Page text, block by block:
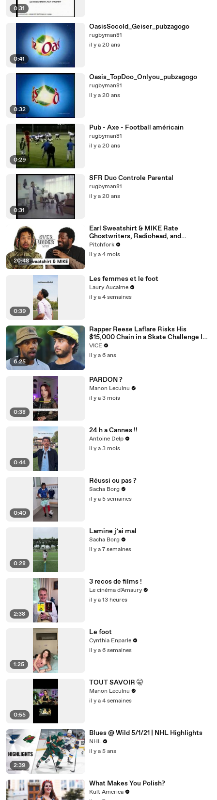
0:31
0:41
OasisSocold_Geiser_pubzagogo
rugbyman81
il y a 20 ans
0:32
Oasis_TopDoo_Onlyou_pubzagogo
rugbyman81
il y a 20 ans
0:29
Pub - Axe - Football américain
rugbyman81
il y a 20 ans
0:31
SFR Duo Controle Parental
rugbyman81
il y a 20 ans
20:48
Earl Sweatshirt & MIKE Rate
Ghostwriters, Radiohead, and
Longevity
Pitchfork
il y a 4 mois
0:39
Les femmes et le foot
Laury Aucalme
il y a 4 semaines
6:25
Rapper Reese Laflare Risks His
$15,000 Chain in a Skate Challenge I
The Skate Show
VICE
il y a 6 ans
0:38
PARDON ?
Manon Leculnu
il y a 3 mois
0:44
24 h a Cannes !!
Antoine Delp
il y a 3 mois
0:40
Réussi ou pas ?
Sacha Borg
il y a 5 semaines
0:28
Lamine j’ai mal
Sacha Borg
il y a 7 semaines
2:38
3 recos de films !
Le cinéma d'Amaury
il y a 13 heures
1:25
Le foot
Cynthia Enparle
il y a 6 semaines
0:55
TOUT SAVOIR 🤫
Manon Leculnu
il y a 4 semaines
2:39
Blues @ Wild 5/1/21 | NHL Highlights
NHL
il y a 5 ans
What Makes You Polish?
Kult America